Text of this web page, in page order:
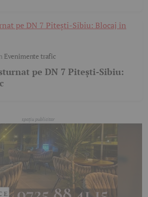
Evenimente trafic
pe DN 7 Pitești-Sibiu: